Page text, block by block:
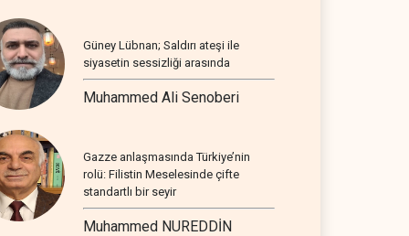
Güney Lübnan; Saldırı ateşi ile
siyasetin sessizliği arasında
Muhammed Ali Senoberi
Gazze anlaşmasında Türkiye’nin
rolü: Filistin Meselesinde çifte
standartlı bir seyir
Muhammed NUREDDİN